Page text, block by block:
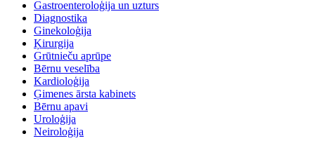
Gastroenteroloģija un uzturs
Diagnostika
Ginekoloģija
Ķirurgija
Grūtnieču aprūpe
Bērnu veselība
Kardioloģija
Ģimenes ārsta kabinets
Bērnu apavi
Uroloģija
Neiroloģija